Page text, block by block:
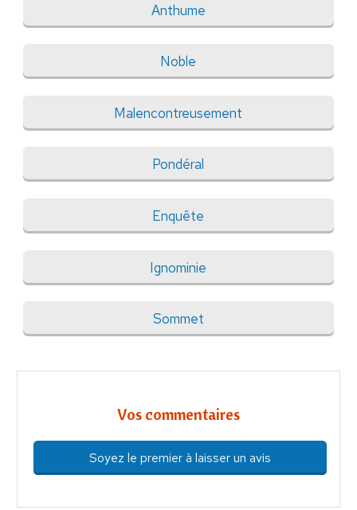
Anthume
Noble
Malencontreusement
Pondéral
Enquête
Ignominie
Sommet
Vos commentaires
Soyez le premier à laisser un avis